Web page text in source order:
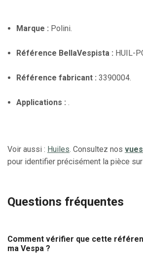
Marque : Polini.
Référence BellaVespista : HUIL-
Référence fabricant : 3390004.
Applications : .
Voir aussi : Huiles. Consultez nos
pour identifier précisément la pièce
Questions fréquentes
Comment vérifier que cette
ma Vespa ?